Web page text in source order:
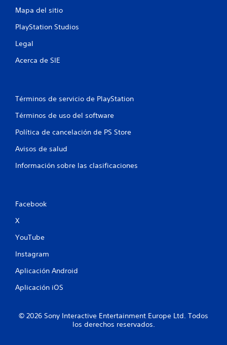
Mapa del sitio
PlayStation Studios
Legal
Acerca de SIE
Términos de servicio de PlayStation
Términos de uso del software
Política de cancelación de PS Store
Avisos de salud
Información sobre las clasificaciones
Facebook
X
YouTube
Instagram
Aplicación Android
Aplicación iOS
© 2026 Sony Interactive Entertainment Europe Ltd. Todos
los derechos reservados.